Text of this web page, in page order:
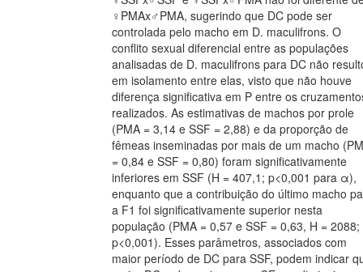
♀PMAx♂PMA, sugerindo que DC pode ser
controlada pelo macho em D. maculifrons. O
conflito sexual diferencial entre as populações
analisadas de D. maculifrons para DC não
em isolamento entre elas, visto que não houve
diferença significativa em P entre os
realizados. As estimativas de machos por prole
(PMA = 3,14 e SSF = 2,88) e da proporção de
fêmeas inseminadas por mais de um macho
= 0,84 e SSF = 0,80) foram significativamente
inferiores em SSF (H = 407,1; p<0,001 para α),
enquanto que a contribuição do último macho
a F1 foi significativamente superior nesta
população (PMA = 0,57 e SSF = 0,63, H = 2088;
p<0,001). Esses parâmetros, associados com
maior período de DC para SSF, podem indicar